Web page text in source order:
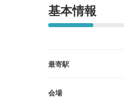
基本情報
最寄駅
会場